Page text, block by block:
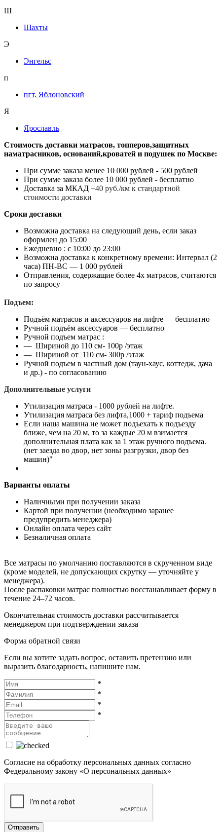
Ш
Шахты
Э
Энгельс
п
пгт. Яблоновский
Я
Ярославль
Стоимость доставки матрасов, топперов,защитных
наматрасников, оснований,кроватей и подушек по Москве:
При сумме заказа менее 10 000 рублей - 500 рублей
При сумме заказа более 10 000 рублей - бесплатно
Доставка за МКАД +40 руб./км к стандартной
стоимости доставки
Сроки доставки
Возможна доставка на следующий день, если заказ
оформлен до 15:00
Ежедневно : с 10:00 до 23:00
Возможна доставка к конкретному времени: Интервал (2
часа) ПН-ВС — 1 000 рублей
Отправления, содержащие более 4х матрасов, считаются
по запросу
Подъем:
Подъём матрасов и аксессуаров на лифте — бесплатно
Ручной подъём аксессуаров — бесплатно
Ручной подъем матрас :
— Шириной до 110 см- 100р /этаж
— Шириной от 110 см- 300р /этаж
Ручной подъем в частный дом (таун-хаус, коттедж, дача
и др.) - по согласованию
Дополнительные услуги
Утилизация матраса - 1000 рублей на лифте.
Утилизация матраса без лифта,1000 + тариф подъема
Если наша машина не может подъехать к подъезду
ближе, чем на 20 м, то за каждые 20 м взимается
дополнительная плата как за 1 этаж ручного подъема.
(нет заезда во двор, нет зоны разгрузки, двор без
машин)"
Варианты оплаты
Наличными при получении заказа
Картой при получении (необходимо заранее
предупредить менеджера)
Онлайн оплата через сайт
Безналичная оплата
Все матрасы по умолчанию поставляются в скрученном виде
(кроме моделей, не допускающих скрутку — уточняйте у
менеджера).
После распаковки матрас полностью восстанавливает форму в
течение 24–72 часов.
Окончательная стоимость доставки рассчитывается
менеджером при подтверждении заказа
Форма обратной связи
Если вы хотите задать вопрос, оставить претензию или
выразить благодарность, напишите нам.
*
*
*
*
Cогласие на обработку персональных данных согласно
Федеральному закону «О персональных данных»